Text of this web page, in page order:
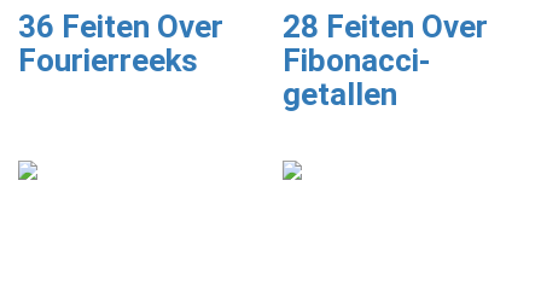
36 Feiten Over
Fourierreeks
28 Feiten Over
Fibonacci-
getallen